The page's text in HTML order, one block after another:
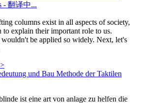
- 翻译中...
columns exist in all aspects of society,
to explain their important role to us.
be applied so widely. Next, let's
und Bau Methode der Taktilen
ist eine art von anlage zu helfen die